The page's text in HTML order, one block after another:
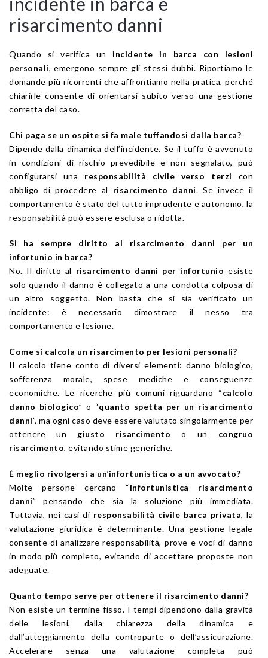
risarcimento danni
Quando si verifica un incidente in barca con lesioni
personali, emergono sempre gli stessi dubbi. Riportiamo le
domande più ricorrenti che affrontiamo nella pratica, perché
chiarirle consente di orientarsi subito verso una gestione
corretta del caso.
Chi paga se un ospite si fa male tuffandosi dalla barca?
Dipende dalla dinamica dell’incidente. Se il tuffo è avvenuto
in condizioni di rischio prevedibile e non segnalato, può
configurarsi una responsabilità civile verso terzi con
obbligo di procedere al risarcimento danni. Se invece il
comportamento è stato del tutto imprudente e autonomo, la
responsabilità può essere esclusa o ridotta.
Si ha sempre diritto al risarcimento danni per un
infortunio in barca?
No. Il diritto al risarcimento danni per infortunio esiste
solo quando il danno è collegato a una condotta colposa di
un altro soggetto. Non basta che si sia verificato un
incidente: è necessario dimostrare il nesso tra
comportamento e lesione.
Come si calcola un risarcimento per lesioni personali?
Il calcolo tiene conto di diversi elementi: danno biologico,
sofferenza morale, spese mediche e conseguenze
economiche. Le ricerche più comuni riguardano “calcolo
danno biologico” o “quanto spetta per un risarcimento
danni”, ma ogni caso deve essere valutato singolarmente per
ottenere un giusto risarcimento o un congruo
risarcimento, evitando stime generiche.
È meglio rivolgersi a un’infortunistica o a un avvocato?
Molte persone cercano “infortunistica risarcimento
danni” pensando che sia la soluzione più immediata.
Tuttavia, nei casi di responsabilità civile barca privata, la
valutazione giuridica è determinante. Una gestione legale
consente di analizzare responsabilità, prove e voci di danno
in modo più completo, evitando di accettare proposte non
adeguate.
Quanto tempo serve per ottenere il risarcimento danni?
Non esiste un termine fisso. I tempi dipendono dalla gravità
delle lesioni, dalla chiarezza della dinamica e
dall’atteggiamento della controparte o dell’assicurazione.
Accelerare senza una valutazione completa può